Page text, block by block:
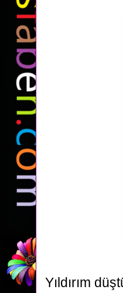
Yıldırım